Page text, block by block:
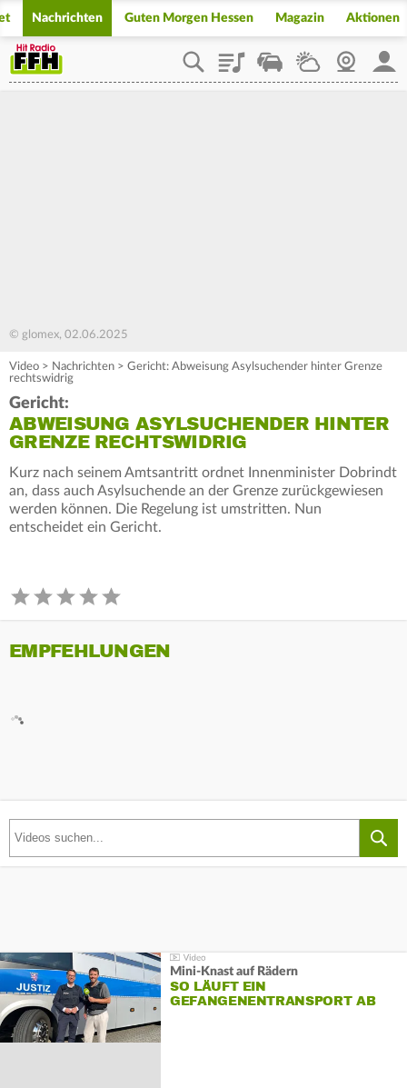
Nachrichten Guten Morgen Hessen Magazin Aktionen
PlaylistStaupilotWetterWebcam
© glomex, 02.06.2025
Video > Nachrichten > Gericht: Abweisung Asylsuchender hinter Grenze
rechtswidrig
Gericht:
ABWEISUNG ASYLSUCHENDER HINTER
GRENZE RECHTSWIDRIG
Kurz nach seinem Amtsantritt ordnet Innenminister Dobrindt
an, dass auch Asylsuchende an der Grenze zurückgewiesen
werden können. Die Regelung ist umstritten. Nun
entscheidet ein Gericht.
EMPFEHLUNGEN
Mini-Knast auf Rädern
SO LÄUFT EIN
GEFANGENENTRANSPORT AB